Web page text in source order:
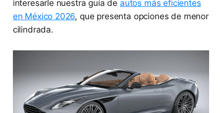
interesarle nuestra guía de autos más eficientes
en México 2026, que presenta opciones de menor
cilindrada.